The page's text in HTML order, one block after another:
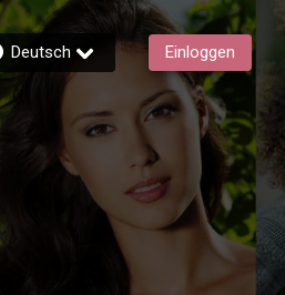
Deutsch Einloggen